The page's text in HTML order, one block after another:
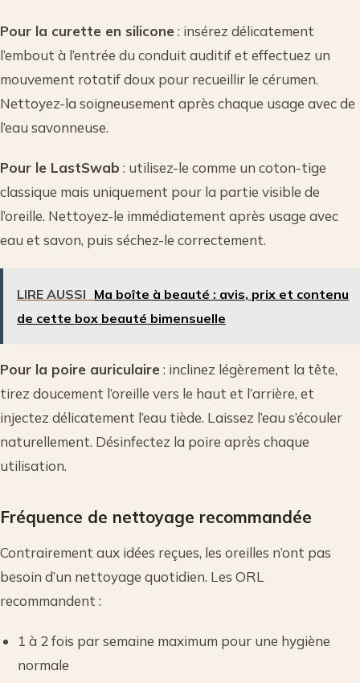
Pour la curette en silicone: insérez délicatement
l’embout à l’entrée du conduit auditif et effectuez un
mouvement rotatif doux pour recueillir le cérumen.
Nettoyez-la soigneusement après chaque usage avec de
l’eau savonneuse.
Pour le LastSwab : utilisez-le comme un coton-tige
classique mais uniquement pour la partie visible de
l’oreille. Nettoyez-le immédiatement après usage avec
eau et savon, puis séchez-le correctement.
LIRE AUSSI Ma boîte à beauté : avis, prix et contenu
de cette box beauté bimensuelle
Pour la poire auriculaire: inclinez légèrement la tête,
tirez doucement l’oreille vers le haut et l’arrière, et
injectez délicatement l’eau tiède. Laissez l’eau s’écouler
naturellement. Désinfectez la poire après chaque
utilisation.
Fréquence de nettoyage recommandée
Contrairement aux idées reçues, les oreilles n’ont pas
besoin d’un nettoyage quotidien. Les ORL
recommandent :
1 à 2 fois par semaine maximum pour une hygiène
normale